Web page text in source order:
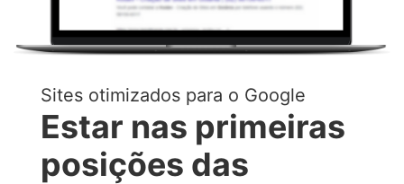
Sites otimizados para o Google
Estar nas primeiras
posições das